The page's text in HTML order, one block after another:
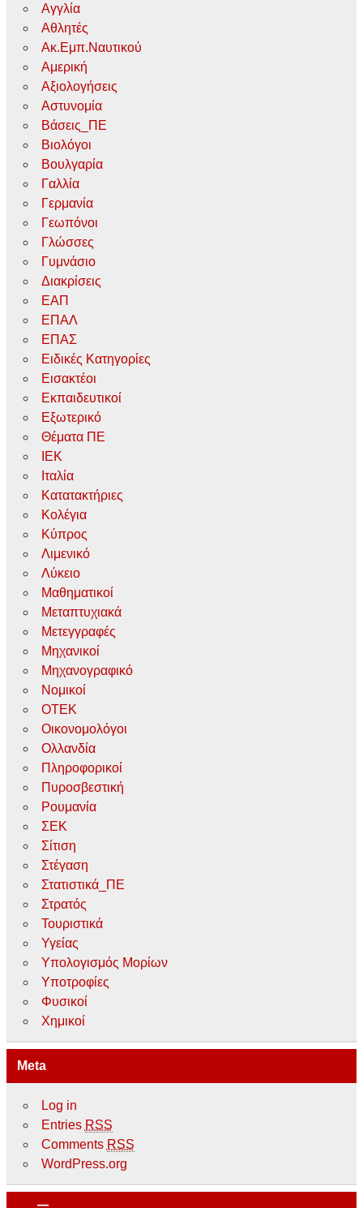
Αγγλία
Αθλητές
Ακ.Εμπ.Ναυτικού
Αμερική
Αξιολογήσεις
Αστυνομία
Βάσεις_ΠΕ
Βιολόγοι
Βουλγαρία
Γαλλία
Γερμανία
Γεωπόνοι
Γλώσσες
Γυμνάσιο
Διακρίσεις
ΕΑΠ
ΕΠΑΛ
ΕΠΑΣ
Ειδικές Κατηγορίες
Εισακτέοι
Εκπαιδευτικοί
Εξωτερικό
Θέματα ΠΕ
ΙΕΚ
Ιταλία
Κατατακτήριες
Κολέγια
Κύπρος
Λιμενικό
Λύκειο
Μαθηματικοί
Μεταπτυχιακά
Μετεγγραφές
Μηχανικοί
Μηχανογραφικό
Νομικοί
ΟΤΕΚ
Οικονομολόγοι
Ολλανδία
Πληροφορικοί
Πυροσβεστική
Ρουμανία
ΣΕΚ
Σίτιση
Στέγαση
Στατιστικά_ΠΕ
Στρατός
Τουριστικά
Υγείας
Υπολογισμός Μορίων
Υποτροφίες
Φυσικοί
Χημικοί
Meta
Log in
Entries RSS
Comments RSS
WordPress.org